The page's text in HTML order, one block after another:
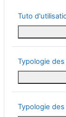
Tuto
Typologie
Typologie